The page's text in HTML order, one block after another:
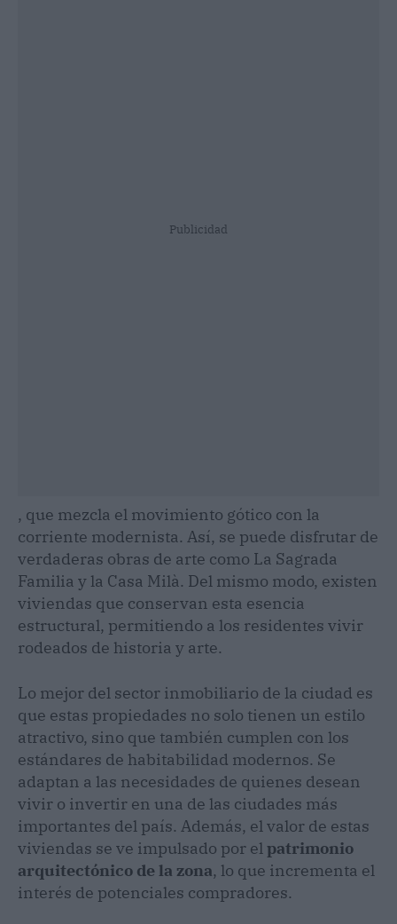
Publicidad
, que mezcla el movimiento gótico con la
corriente modernista. Así, se puede disfrutar de
verdaderas obras de arte como La Sagrada
Familia y la Casa Milà. Del mismo modo, existen
viviendas que conservan esta esencia
estructural, permitiendo a los residentes vivir
rodeados de historia y arte.
Lo mejor del sector inmobiliario de la ciudad es
que estas propiedades no solo tienen un estilo
atractivo, sino que también cumplen con los
estándares de habitabilidad modernos. Se
adaptan a las necesidades de quienes desean
vivir o invertir en una de las ciudades más
importantes del país. Además, el valor de estas
viviendas se ve impulsado por elpatrimonio
arquitectónico de la zona, lo que incrementa el
interés de potenciales compradores.